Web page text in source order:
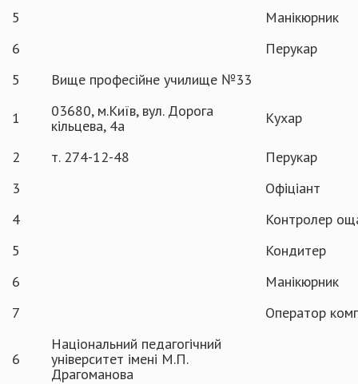
5
Манікюрник
6
Перукар
5
Вище професійне училище №33
1
03680, м.Київ, вул. Дорога
кільцева, 4а
Кухар
2 т. 274-12-48
Перукар
3
Офіціант
4
Контролер
5
Кондитер
6
Манікюрник
7
Оператор
6
Національний педагогічний
університет імені М.П.
Драгоманова